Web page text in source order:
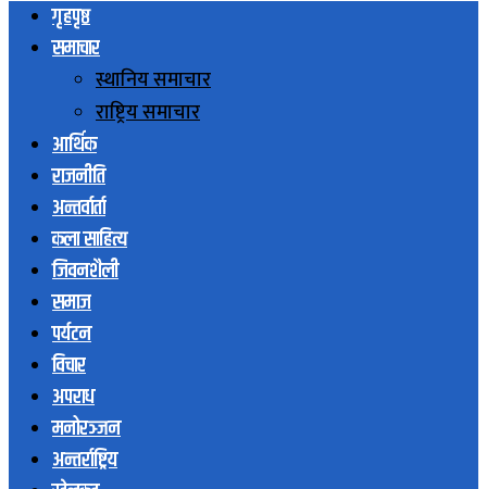
गृहपृष्ठ
समाचार
स्थानिय समाचार
राष्ट्रिय समाचार
आर्थिक
राजनीति
अन्तर्वार्ता
कला साहित्य
जिवनशैली
समाज
पर्यटन
विचार
अपराध
मनोरञ्जन
अन्तर्राष्ट्रिय